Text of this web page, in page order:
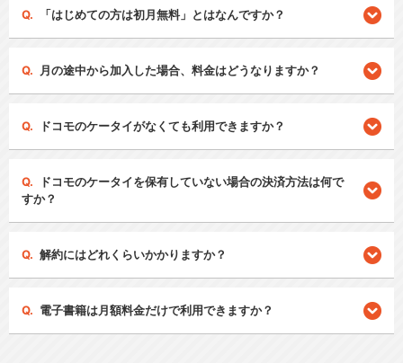
「はじめての方は初月無料」とはなんですか？
月の途中から加入した場合、料金はどうなりますか？
ドコモのケータイがなくても利用できますか？
ドコモのケータイを保有していない場合の決済方法は何で
すか？
解約にはどれくらいかかりますか？
電子書籍は月額料金だけで利用できますか？